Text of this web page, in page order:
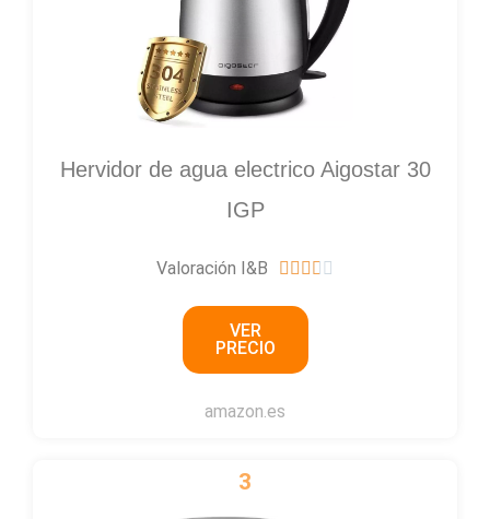
Hervidor de agua electrico Aigostar 30
IGP
Valoración I&B     
VER
PRECIO
amazon.es
3